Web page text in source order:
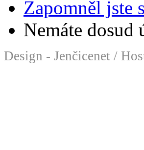
Zapomněl jste
Nemáte dosud
Design - Jenčicenet /